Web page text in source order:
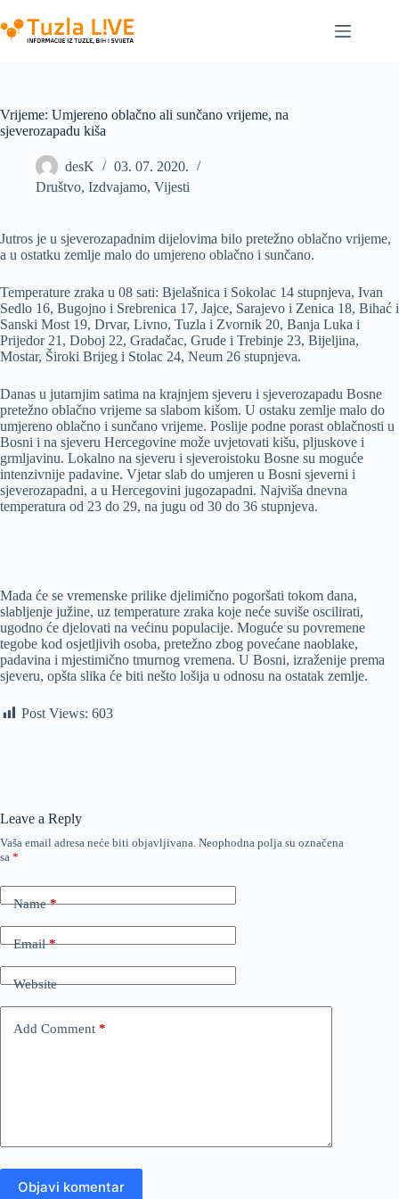
to
content
Vrijeme: Umjereno oblačno ali sunčano vrijeme, na
sjeverozapadu kiša
desK
03. 07. 2020.
Društvo, Izdvajamo, Vijesti
Jutros je u sjeverozapadnim dijelovima bilo pretežno oblačno vrijeme,
a u ostatku zemlje malo do umjereno oblačno i sunčano.
Temperature zraka u 08 sati: Bjelašnica i Sokolac 14 stupnjeva, Ivan
Sedlo 16, Bugojno i Srebrenica 17, Jajce, Sarajevo i Zenica 18, Bihać i
Sanski Most 19, Drvar, Livno, Tuzla i Zvornik 20, Banja Luka i
Prijedor 21, Doboj 22, Gradačac, Grude i Trebinje 23, Bijeljina,
Mostar, Široki Brijeg i Stolac 24, Neum 26 stupnjeva.
Danas u jutarnjim satima na krajnjem sjeveru i sjeverozapadu Bosne
pretežno oblačno vrijeme sa slabom kišom. U ostaku zemlje malo do
umjereno oblačno i sunčano vrijeme. Poslije podne porast oblačnosti u
Bosni i na sjeveru Hercegovine može uvjetovati kišu, pljuskove i
grmljavinu. Lokalno na sjeveru i sjeveroistoku Bosne su moguće
intenzivnije padavine. Vjetar slab do umjeren u Bosni sjeverni i
sjeverozapadni, a u Hercegovini jugozapadni. Najviša dnevna
temperatura od 23 do 29, na jugu od 30 do 36 stupnjeva.
Mada će se vremenske prilike djelimično pogoršati tokom dana,
slabljenje južine, uz temperature zraka koje neće suviše oscilirati,
ugodno će djelovati na većinu populacije. Moguće su povremene
tegobe kod osjetljivih osoba, pretežno zbog povećane naoblake,
padavina i mjestimično tmurnog vremena. U Bosni, izraženije prema
sjeveru, opšta slika će biti nešto lošija u odnosu na ostatak zemlje.
Post Views: 603
Leave a Reply
Vaša email adresa neće biti objavljivana. Neophodna polja su označena
sa *
Name*
Email*
Website
Add Comment *
Objavi komentar